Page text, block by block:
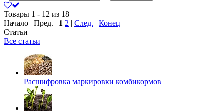
Товары 1 - 12 из 18
Начало | Пред. | 1 2 | След. | Конец
Статьи
Все статьи
Расшифровка маркировки комбикормов